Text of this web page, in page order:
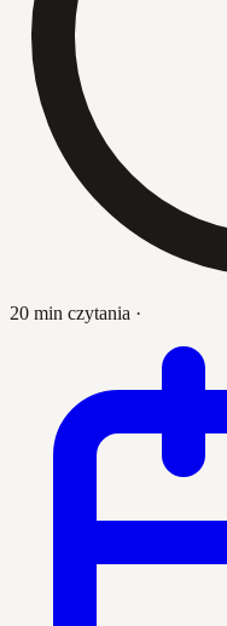
20 min czytania ·